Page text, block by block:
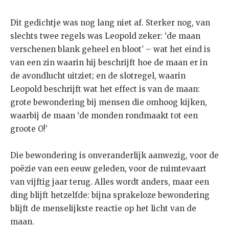
Dit gedichtje was nog lang niet af. Sterker nog, van
slechts twee regels was Leopold zeker: ‘de maan
verschenen blank geheel en bloot’ – wat het eind is
van een zin waarin hij beschrijft hoe de maan er in
de avondlucht uitziet; en de slotregel, waarin
Leopold beschrijft wat het effect is van de maan:
grote bewondering bij mensen die omhoog kijken,
waarbij de maan ‘de monden rondmaakt tot een
groote O!’
Die bewondering is onveranderlijk aanwezig, voor de
poëzie van een eeuw geleden, voor de ruimtevaart
van vijftig jaar terug. Alles wordt anders, maar een
ding blijft hetzelfde: bijna sprakeloze bewondering
blijft de menselijkste reactie op het licht van de
maan.